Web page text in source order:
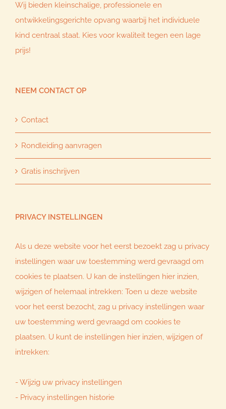
Wij bieden kleinschalige, professionele en
ontwikkelingsgerichte opvang waarbij het individuele
kind centraal staat. Kies voor kwaliteit tegen een lage
prijs!
NEEM CONTACT OP
Contact
Rondleiding aanvragen
Gratis inschrijven
PRIVACY INSTELLINGEN
Als u deze website voor het eerst bezoekt zag u privacy
instellingen waar uw toestemming werd gevraagd om
cookies te plaatsen. U kan de instellingen hier inzien,
wijzigen of helemaal intrekken: Toen u deze website
voor het eerst bezocht, zag u privacy instellingen waar
uw toestemming werd gevraagd om cookies te
plaatsen. U kunt de instellingen hier inzien, wijzigen of
intrekken:
-Wijzig uw privacy instellingen
- Privacy instellingen historie